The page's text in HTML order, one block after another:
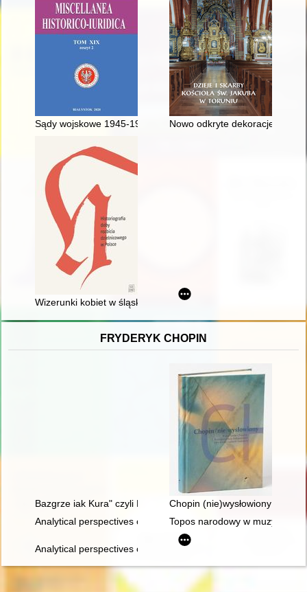
Sądy wojskowe 1945-1955 w świetle najnowszych badań
Nowo odkryte dekoracje
Wizerunki kobiet w śląskiej Kronice polskiej
FRYDERYK CHOPIN
Bazgrze iak Kura" czyli Fryderyk Chopin i powstańcy
Chopin (nie)wysłowiony :
Analytical perspectives on the music of Chopin
Topos narodowy w muzyce
Analytical perspectives on the music of Chopin